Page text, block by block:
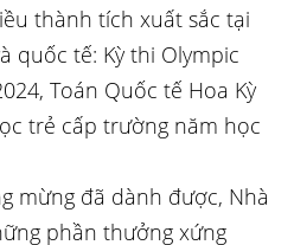
thành tích xuất sắc tại
quốc tế: Kỳ thi Olympic
Toán Quốc tế Hoa Kỳ
trẻ cấp trường năm học
mừng đã dành được, Nhà
phần thưởng xứng